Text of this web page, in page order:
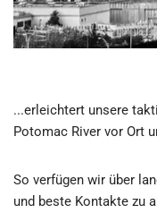
...erleichtert unsere
Potomac River vor Ort
So verfügen wir über
und beste Kontakte zu